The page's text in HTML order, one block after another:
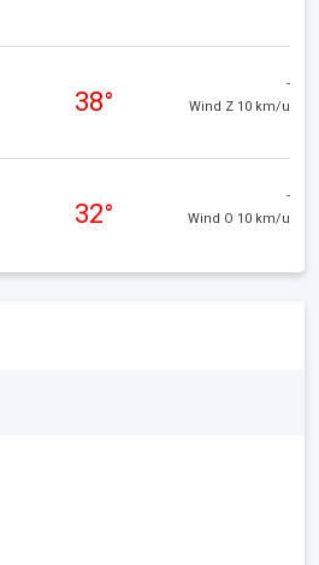
38°
-
Wind Z 10 km/u
32°
-
Wind O 10 km/u